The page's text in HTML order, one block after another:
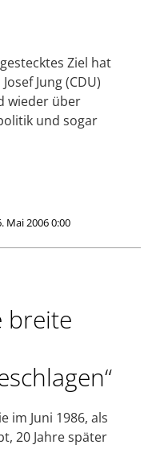
Ziel hat
Jung (CDU)
wieder über
und sogar
Mai 2006 0:00
breite
im Juni 1986, als
20 Jahre später